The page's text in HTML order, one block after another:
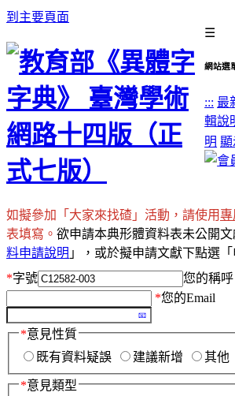
到主要頁面
☰
網站選
::: 最
輯說
明 顯
如擬參加「大家來找碴」活動，請使用專
表填寫。 欲申請本典形體資料表未公開文
料申請說明 」，或於擬申請文獻下點選「
*字號
您的稱呼
*您的Email
*意見性質
既有資料疑誤
建議新增 其他
*意見類型